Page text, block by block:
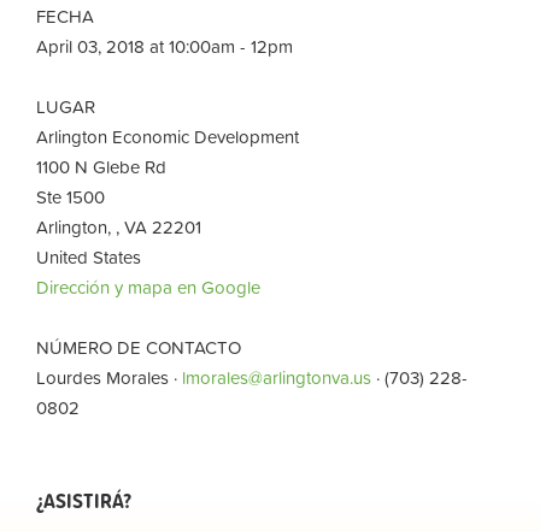
FECHA
April 03, 2018 at 10:00am - 12pm
LUGAR
Arlington Economic Development
1100 N Glebe Rd
Ste 1500
Arlington, , VA 22201
United States
Dirección y mapa en Google
NÚMERO DE CONTACTO
Lourdes Morales · lmorales@arlingtonva.us · (703) 228-
0802
¿ASISTIRÁ?